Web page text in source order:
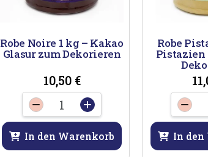
Robe Noire 1 kg – Kakao
Glasur zum Dekorieren
10,50 €
-
Robe
Noire
1
+
In den Warenkorb
Robe
Pistazien
-
In den